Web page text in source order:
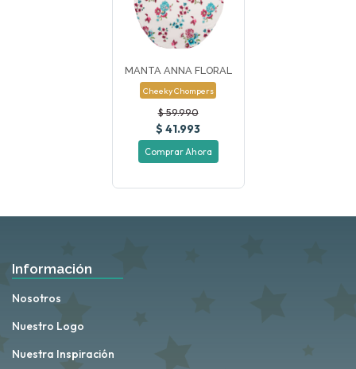
MANTA ANNA FLORAL
Cheeky Chompers
$ 59.990
$ 41.993
Comprar Ahora
Información
Nosotros
Nuestro Logo
Nuestra Inspiración